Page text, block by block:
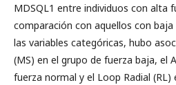
MDSQL1 entre individuos con alta
comparación con aquellos con
las variables categóricas, hubo
(MS) en el grupo de fuerza baja, el
fuerza normal y el Loop Radial